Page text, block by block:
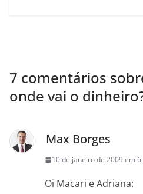
7 comentários
onde vai o
Max Borges
10 de janeiro de 2009 em
Oi Macari e Adriana: